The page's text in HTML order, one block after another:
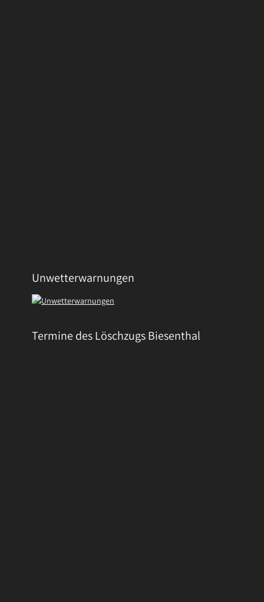
Unwetterwarnungen
Termine des Löschzugs Biesenthal